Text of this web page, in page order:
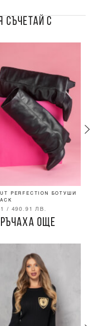
СЪЧЕТАЙ С
PERFECTION БОТУШИ
/ 490.91 ЛВ.
ОЩЕ